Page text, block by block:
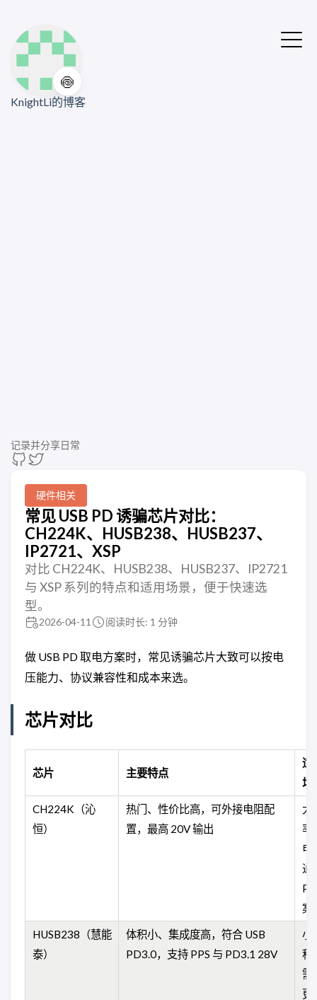
🍥
KnightLi的博客
记录并分享日常
硬件相关
常见 USB PD 诱骗芯片对比：
CH224K、HUSB238、HUSB237、
IP2721、XSP
对比 CH224K、HUSB238、HUSB237、IP2721
与 XSP 系列的特点和适用场景，便于快速选
型。
2026-04-11 阅读时长: 1 分钟
做 USB PD 取电方案时，常见诱骗芯片大致可以按电
压能力、协议兼容性和成本来选。
芯片对比
芯片 主要特点
适
场
CH224K（沁
恒）
热门、性价比高，可外接电阻配
置，最高 20V 输出
大
率
电
通
案
HUSB238（慧能
泰）
体积小、集成度高，符合 USB
PD3.0，支持 PPS 与 PD3.1 28V
小
积
需
更